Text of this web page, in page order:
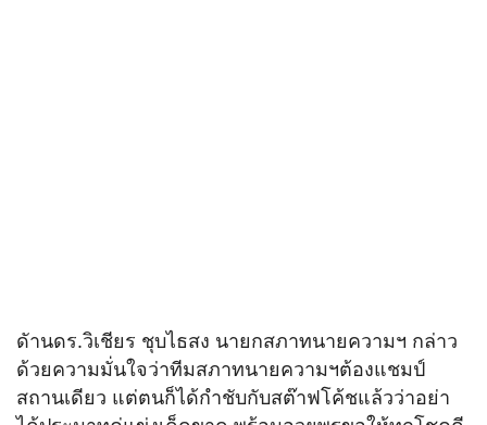
ดัานดร.วิเชียร ชุบไธสง นายกสภาทนายความฯ กล่าว
ด้วยความมั่นใจว่าทีมสภาทนายความฯต้องแชมป์
สถานเดียว แต่ตนก็ได้กำชับกับสต๊าฟโค้ชแล้วว่าอย่า